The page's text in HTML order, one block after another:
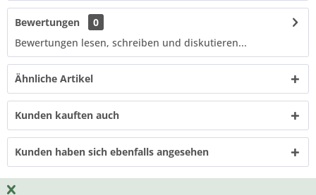
Bewertungen
0
Bewertungen lesen, schreiben und diskutieren...
Ähnliche Artikel
Kunden kauften auch
Kunden haben sich ebenfalls angesehen